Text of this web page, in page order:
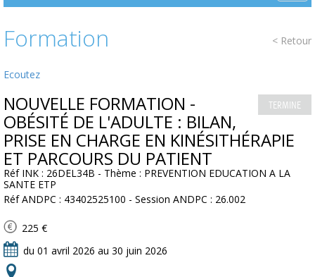
< Retour
Formation
Ecoutez
TERMINE
NOUVELLE FORMATION -
OBÉSITÉ DE L'ADULTE : BILAN,
PRISE EN CHARGE EN KINÉSITHÉRAPIE
ET PARCOURS DU PATIENT
Réf INK : 26DEL34B - Thème : PREVENTION EDUCATION A LA
SANTE ETP
Réf ANDPC : 43402525100 - Session ANDPC : 26.002
225 €
du 01 avril 2026 au 30 juin 2026